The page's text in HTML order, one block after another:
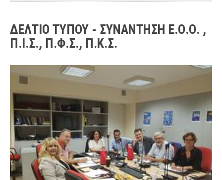
ΔΕΛΤΙΟ ΤΥΠΟΥ - ΣΥΝΑΝΤΗΣΗ Ε.Ο.Ο. ,
Π.Ι.Σ., Π.Φ.Σ., Π.Κ.Σ.